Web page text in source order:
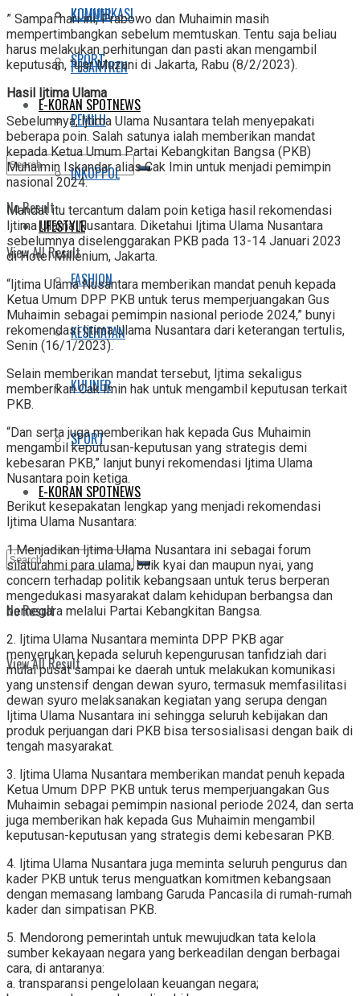
KULINER
SPORT
E-KORAN SPOTNEWS
No Result
View All Result
KOMUNIKASI
PESANTREN
PEMILU
INKOPPOL
LIFESTYLE
FASHION
KESEHATAN
KULINER
SPORT
E-KORAN SPOTNEWS
No Result
View All Result
” Sampai hari ini, Prabowo dan Muhaimin masih
mempertimbangkan sebelum memtuskan. Tentu saja beliau
harus melakukan perhitungan dan pasti akan mengambil
keputusan, “ujar Muzani di Jakarta, Rabu (8/2/2023).
Hasil Ijtima Ulama
Sebelumnya, Ijtima Ulama Nusantara telah menyepakati
beberapa poin. Salah satunya ialah memberikan mandat
kepada Ketua Umum Partai Kebangkitan Bangsa (PKB)
Muhaimin Iskandar alias Cak Imin untuk menjadi pemimpin
nasional 2024.
Mandat itu tercantum dalam poin ketiga hasil rekomendasi
Ijtima Ulama Nusantara. Diketahui Ijtima Ulama Nusantara
sebelumnya diselenggarakan PKB pada 13-14 Januari 2023
di Hotel Millenium, Jakarta.
“Ijtima Ulama Nusantara memberikan mandat penuh kepada
Ketua Umum DPP PKB untuk terus memperjuangakan Gus
Muhaimin sebagai pemimpin nasional periode 2024,” bunyi
rekomendasi Ijtima Ulama Nusantara dari keterangan tertulis,
Senin (16/1/2023).
Selain memberikan mandat tersebut, Ijtima sekaligus
memberikan Cak Imin hak untuk mengambil keputusan terkait
PKB.
“Dan serta juga memberikan hak kepada Gus Muhaimin
mengambil keputusan-keputusan yang strategis demi
kebesaran PKB,” lanjut bunyi rekomendasi Ijtima Ulama
Nusantara poin ketiga.
Berikut kesepakatan lengkap yang menjadi rekomendasi
Ijtima Ulama Nusantara:
1.Menjadikan Ijtima Ulama Nusantara ini sebagai forum
silaturahmi para ulama, baik kyai dan maupun nyai, yang
concern terhadap politik kebangsaan untuk terus berperan
mengedukasi masyarakat dalam kehidupan berbangsa dan
bernegara melalui Partai Kebangkitan Bangsa.
2. Ijtima Ulama Nusantara meminta DPP PKB agar
menyerukan kepada seluruh kepengurusan tanfidziah dari
mulai pusat sampai ke daerah untuk melakukan komunikasi
yang unstensif dengan dewan syuro, termasuk memfasilitasi
dewan syuro melaksanakan kegiatan yang serupa dengan
Ijtima Ulama Nusantara ini sehingga seluruh kebijakan dan
produk perjuangan dari PKB bisa tersosialisasi dengan baik di
tengah masyarakat.
3. Ijtima Ulama Nusantara memberikan mandat penuh kepada
Ketua Umum DPP PKB untuk terus memperjuangakan Gus
Muhaimin sebagai pemimpin nasional periode 2024, dan serta
juga memberikan hak kepada Gus Muhaimin mengambil
keputusan-keputusan yang strategis demi kebesaran PKB.
4. Ijtima Ulama Nusantara juga meminta seluruh pengurus dan
kader PKB untuk terus menguatkan komitmen kebangsaan
dengan memasang lambang Garuda Pancasila di rumah-rumah
kader dan simpatisan PKB.
5. Mendorong pemerintah untuk mewujudkan tata kelola
sumber kekayaan negara yang berkeadilan dengan berbagai
cara, di antaranya:
a. transparansi pengelolaan keuangan negara;